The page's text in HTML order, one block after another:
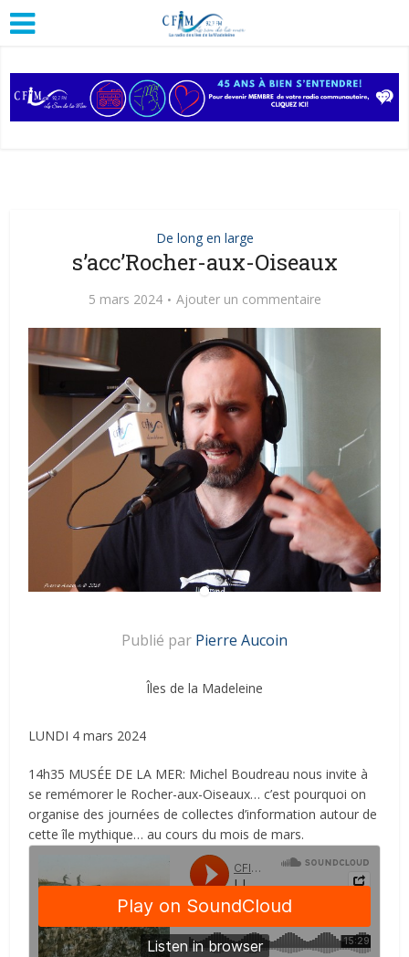
De long en large
s’acc’Rocher-aux-Oiseaux
5 mars 2024 Ajouter un commentaire
Publié par Pierre Aucoin
Îles de la Madeleine
LUNDI 4 mars 2024
14h35 MUSÉE DE LA MER: Michel Boudreau nous invite à
se remémorer le Rocher-aux-Oiseaux… c’est pourquoi on
organise des journées de collectes d’information autour de
cette île mythique… au cours du mois de mars.